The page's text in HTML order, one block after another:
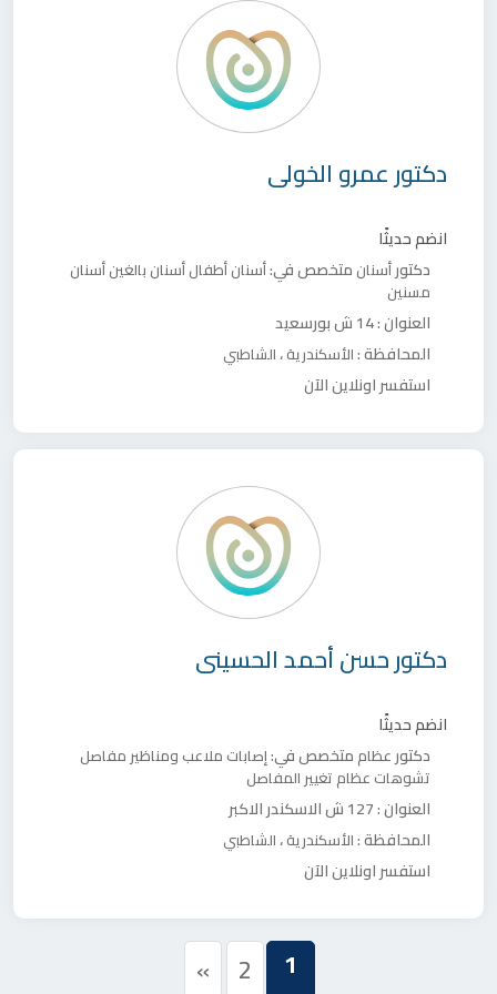
دكتورعمرو الخولى
انضم حديثًا
دكتورأسنان متخصص في:أسنان أطفالأسنان بالغينأسنان
مسنين
العنوان :14 ش بورسعيد
المحافظة :الأسكندرية،الشاطبي
استفسر اونلاين الآن
دكتورحسن أحمد الحسينى
انضم حديثًا
دكتور عظام متخصص في:إصابات ملاعب ومناظير مفاصل
تشوهات عظام تغيير المفاصل
العنوان :127 ش الاسكندر الاكبر
المحافظة :الأسكندرية،الشاطبي
استفسر اونلاين الآن
1
2
»